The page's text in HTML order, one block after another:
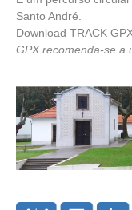
Santo André.
Download TRACK
GPX recomenda-se a